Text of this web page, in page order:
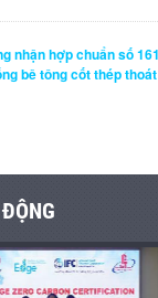
nhận hợp chuẩn số
bê tông cốt thép